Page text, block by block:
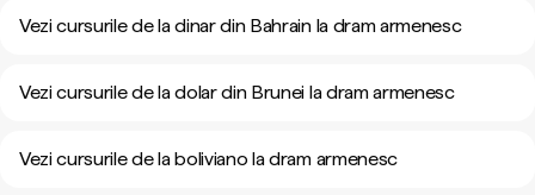
Vezi cursurile de la dinar din Bahrain la dram armenesc
Vezi cursurile de la dolar din Brunei la dram armenesc
Vezi cursurile de la boliviano la dram armenesc